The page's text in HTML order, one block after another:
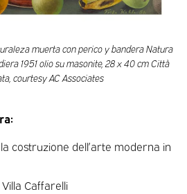
muerta con perico y bandera Natura
1951 olio su masonite, 28 x 40 cm Città
courtesy AC Associates
costruzione dell’arte moderna in
Caffarelli